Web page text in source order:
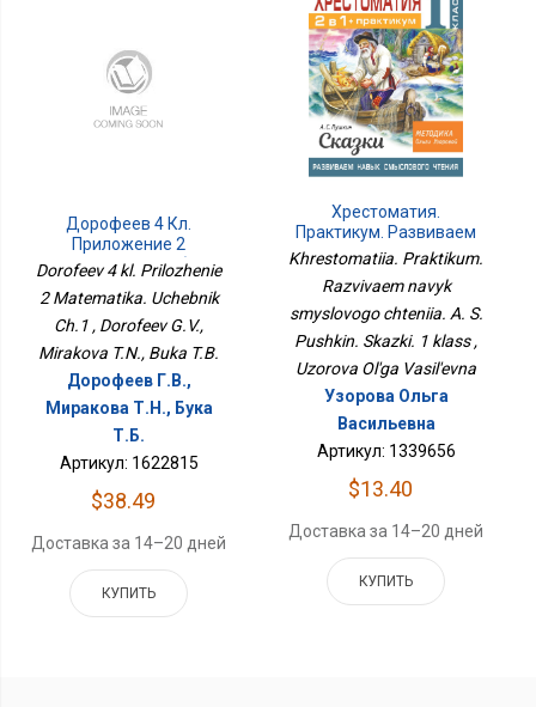
Дорофеев 4 Кл.
Приложение 2
Математика. Учебник
Dorofeev 4 kl. Prilozhenie
2 Matematika. Uchebnik
Ch.1 , Dorofeev G.V.,
Mirakova T.N., Buka T.B.
Дорофеев Г.В.,
Миракова Т.Н., Бука
Т.Б.
Артикул: 1622815
$38.49
Доставка за 14–20 дней
КУПИТЬ
Хрестоматия.
Практикум. Развиваем
Навык Смыслового
Сказки. 1 Класс
Khrestomatiia. Praktikum.
Razvivaem navyk
smyslovogo chteniia. A. S.
Pushkin. Skazki. 1 klass ,
Uzorova Ol'ga Vasil'evna
Узорова Ольга
Васильевна
Артикул: 1339656
$13.40
Доставка за 14–20 дней
КУПИТЬ